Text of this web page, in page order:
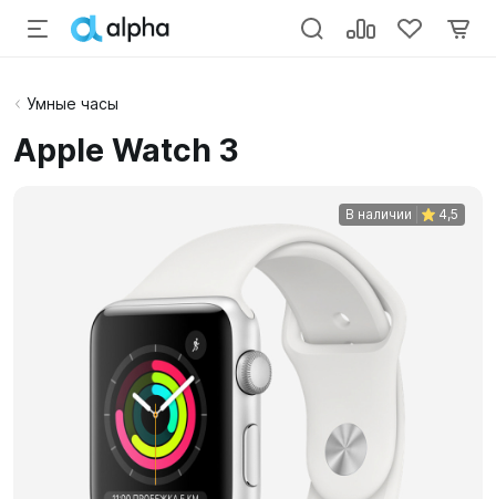
Умные часы
Apple Watch 3
В наличии 4,5